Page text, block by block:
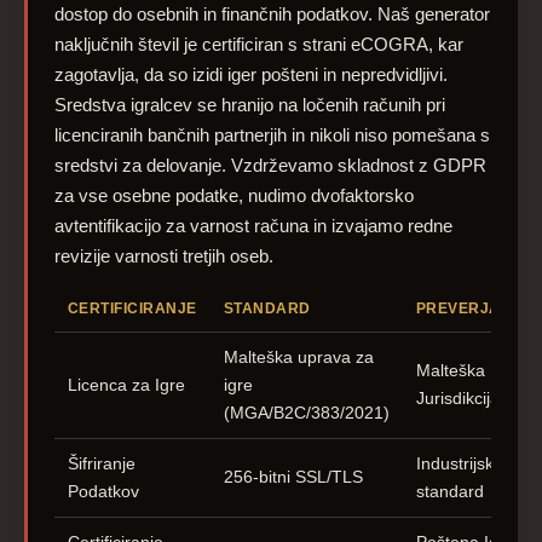
dostop do osebnih in finančnih podatkov. Naš generator
naključnih števil je certificiran s strani eCOGRA, kar
zagotavlja, da so izidi iger pošteni in nepredvidljivi.
Sredstva igralcev se hranijo na ločenih računih pri
licenciranih bančnih partnerjih in nikoli niso pomešana s
sredstvi za delovanje. Vzdrževamo skladnost z GDPR
za vse osebne podatke, nudimo dvofaktorsko
avtentifikacijo za varnost računa in izvajamo redne
revizije varnosti tretjih oseb.
CERTIFICIRANJE STANDARD PREVERJANJE
Licenca za Igre
Malteška uprava za
igre
(MGA/B2C/383/2021)
Malteška
Jurisdikcija
Šifriranje
Podatkov
256-bitni SSL/TLS
Industrijski
standard